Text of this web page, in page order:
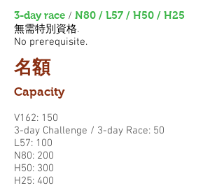
3-day race ​ / N80 / L57 / H50 / H25
無需特別資格.
No prerequisite.
名額
Capacity
V162: 150
3-day Challenge / 3-day Race: 50
L57: 1 00
N80: 200
H50: 300
H25: 400